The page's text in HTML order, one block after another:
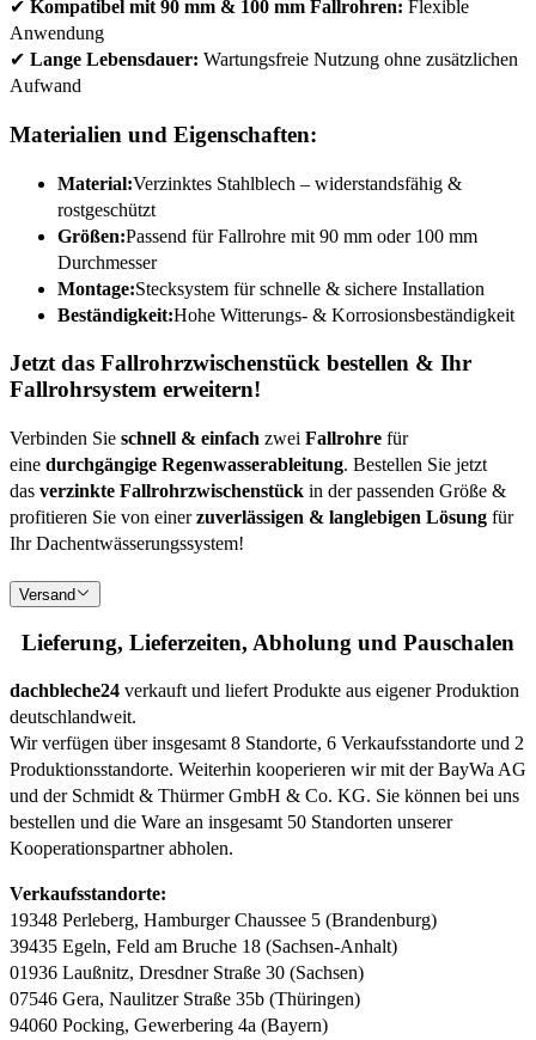
✔ Kompatibel mit 90 mm & 100 mm Fallrohren: Flexible
Anwendung
✔ Lange Lebensdauer: Wartungsfreie Nutzung ohne zusätzlichen
Aufwand
Materialien und Eigenschaften:
Material:Verzinktes Stahlblech – widerstandsfähig &
rostgeschützt
Größen:Passend für Fallrohre mit 90 mm oder 100 mm
Durchmesser
Montage:Stecksystem für schnelle & sichere Installation
Beständigkeit:Hohe Witterungs- & Korrosionsbeständigkeit
Jetzt das Fallrohrzwischenstück bestellen & Ihr
Fallrohrsystem erweitern!
Verbinden Sie schnell & einfach zwei Fallrohre für
eine durchgängige Regenwasserableitung. Bestellen Sie jetzt
das verzinkte Fallrohrzwischenstück in der passenden Größe &
profitieren Sie von einerzuverlässigen & langlebigen Lösung für
Ihr Dachentwässerungssystem!
Versand
Lieferung, Lieferzeiten, Abholung und Pauschalen
dachbleche24 verkauft und liefert Produkte aus eigener Produktion
deutschlandweit.
Wir verfügen über insgesamt 8 Standorte, 6 Verkaufsstandorte und 2
Produktionsstandorte. Weiterhin kooperieren wir mit der BayWa AG
und der Schmidt & Thürmer GmbH & Co. KG. Sie können bei uns
bestellen und die Ware an insgesamt 50 Standorten unserer
Kooperationspartner abholen.
Verkaufsstandorte:
19348 Perleberg, Hamburger Chaussee 5 (Brandenburg)
39435 Egeln, Feld am Bruche 18 (Sachsen-Anhalt)
01936 Laußnitz, Dresdner Straße 30 (Sachsen)
07546 Gera, Naulitzer Straße 35b (Thüringen)
94060 Pocking, Gewerbering 4a (Bayern)